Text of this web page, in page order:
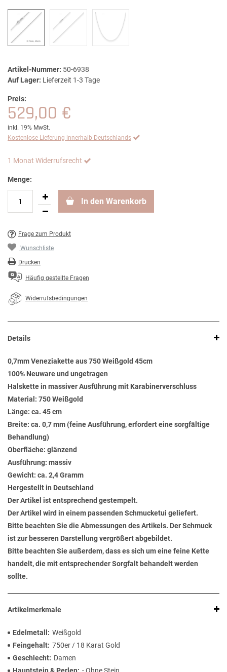
Artikel-Nummer: 50-6938
Auf Lager: Lieferzeit 1-3 Tage
Preis:
529,00 €
inkl. 19% MwSt.
Kostenlose Lieferung innerhalb Deutschlands
1 Monat Widerrufsrecht
Menge:
In den Warenkorb
Frage zum Produkt
Wunschliste
Drucken
Häufig gestellte Fragen
Widerrufsbedingungen
Details
0,7mm Veneziakette aus 750 Weißgold 45cm
100% Neuware und ungetragen
Halskette in massiver Ausführung mit Karabinerverschluss
Material: 750 Weißgold
Länge: ca. 45 cm
Breite: ca. 0,7 mm (feine Ausführung, erfordert eine sorgfältige
Behandlung)
Oberfläche: glänzend
Ausführung: massiv
Gewicht: ca. 2,4 Gramm
Hergestellt in Deutschland
Der Artikel ist entsprechend gestempelt.
Der Artikel wird in einem passenden Schmucketui geliefert.
Bitte beachten Sie die Abmessungen des Artikels. Der Schmuck
ist zur besseren Darstellung vergrößert abgebildet.
Bitte beachten Sie außerdem, dass es sich um eine feine Kette
handelt, die mit entsprechender Sorgfalt behandelt werden
sollte.
Artikelmerkmale
Edelmetall
Weißgold
Feingehalt 750er / 18 Karat Gold
Geschlecht
Damen